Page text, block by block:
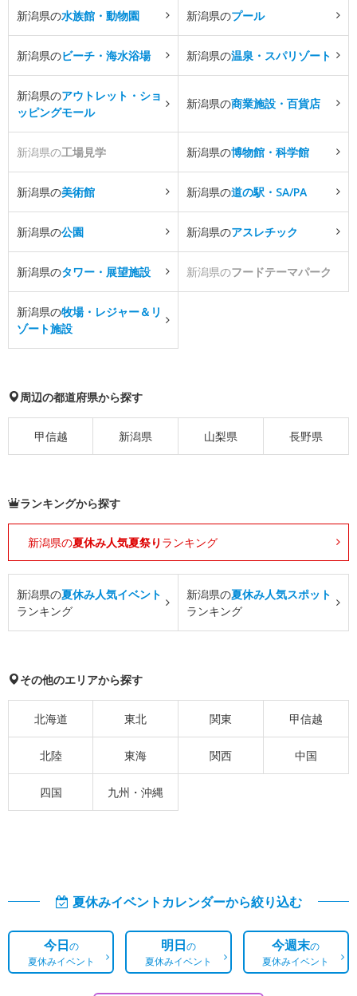
新潟県の水族館・動物園 新潟県のプール
新潟県のビーチ・海水浴場 新潟県の温泉・スパリゾート
新潟県のアウトレット・ショ
ッピングモール
新潟県の商業施設・百貨店
新潟県の工場見学 新潟県の博物館・科学館
新潟県の美術館 新潟県の道の駅・SA/PA
新潟県の公園 新潟県のアスレチック
新潟県のタワー・展望施設 新潟県のフードテーマパーク
新潟県の牧場・レジャー＆リ
ゾート施設
周辺の都道府県から探す
甲信越 新潟県 山梨県 長野県
ランキングから探す
新潟県の夏休み人気夏祭り ランキング
新潟県の夏休み人気イベント
ランキング
新潟県の夏休み人気スポット
ランキング
その他のエリアから探す
北海道 東北 関東 甲信越
北陸 東海 関西 中国
四国 九州・沖縄
夏休みイベントカレンダーから絞り込む
今日の
夏休みイベント
明日の
夏休みイベント
今週末の
夏休みイベント